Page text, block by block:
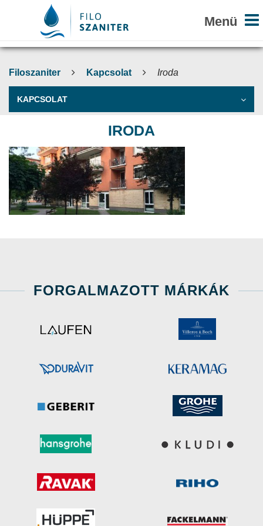
Filoszaniter Kapcsolat Iroda
KAPCSOLAT
IRODA
FORGALMAZOTT MÁRKÁK